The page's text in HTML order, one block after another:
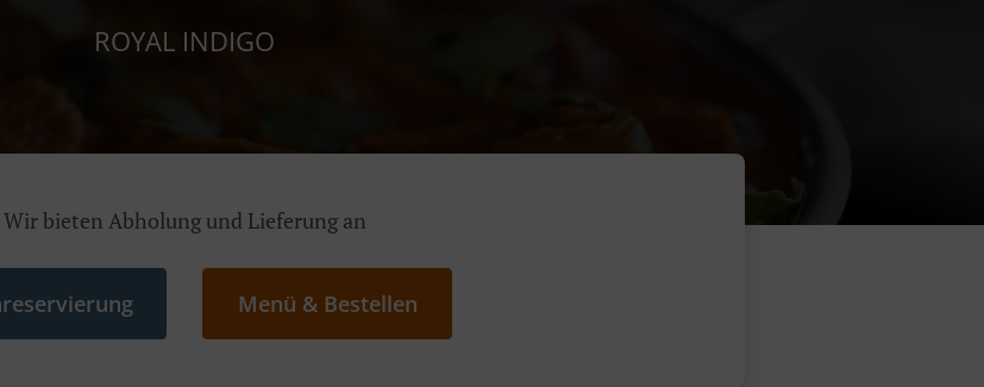
ROYAL INDIGO
Wir bieten Abholung und Lieferung an
Menü & Bestellen